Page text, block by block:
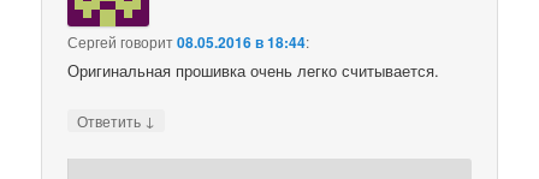
Сергей говорит08.05.2016 в 18:44:
Оригинальная прошивка очень легко считывается.
Ответить ↓